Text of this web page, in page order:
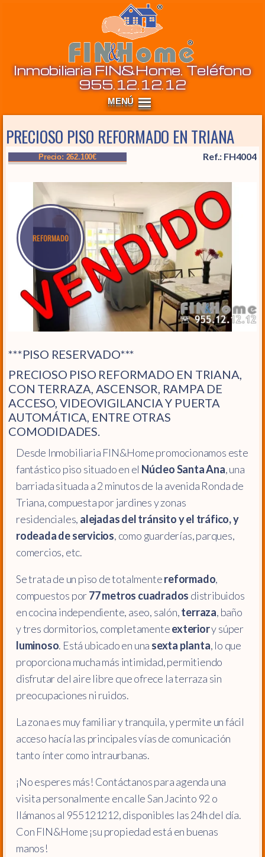
Inmobiliaria FIN&Home. Teléfono
955.12.12.12
PRECIOSO PISO REFORMADO EN TRIANA
Precio: 262.100€ Ref.: FH4004
REFORMADO
***PISO RESERVADO***
PRECIOSO PISO REFORMADO EN TRIANA,
CON TERRAZA, ASCENSOR, RAMPA DE
ACCESO, VIDEOVIGILANCIA Y PUERTA
AUTOMÁTICA, ENTRE OTRAS
COMODIDADES.
Desde Inmobiliaria FIN&Home promocionamos este
fantástico piso situado en el Núcleo Santa Ana, una
barriada situada a 2 minutos de la avenida Ronda de
Triana, compuesta por jardines y zonas
residenciales, alejadas del tránsito y el tráfico, y
rodeada de servicios, como guarderías, parques,
comercios, etc.
Se trata de un piso de totalmentereformado,
compuestos por77 metros cuadrados distribuidos
en cocina independiente, aseo, salón,terraza, baño
y tres dormitorios, completamenteexteriory súper
luminoso. Está ubicado en una sexta planta, lo que
proporciona mucha más intimidad, permitiendo
disfrutar del aire libre que ofrece la terraza sin
preocupaciones ni ruidos.
La zona es muy familiar y tranquila, y permite un fácil
acceso hacía las principales vías de comunicación
tanto ínter como intraurbanas.
¡No esperes más! Contáctanos para agenda una
visita personalmente en calle San Jacinto 92 o
llámanos al 955121212, disponibles las 24h del día.
Con FIN&Home ¡su propiedad está en buenas
manos!